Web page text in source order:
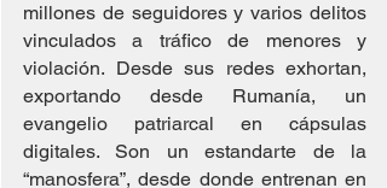
millones de seguidores y varios delitos
vinculados a tráfico de menores y
violación. Desde sus redes exhortan,
exportando desde Rumanía, un
evangelio patriarcal en cápsulas
digitales. Son un estandarte de la
“manosfera”, desde donde entrenan en